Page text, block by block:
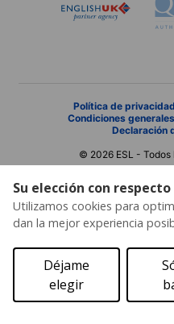
Su elección con
Utilizamos cookies para
dan la mejor experiencia
Déjame
elegir
Política de privacidad
Condiciones generales
Declaración
© 2026 ESL - Todos